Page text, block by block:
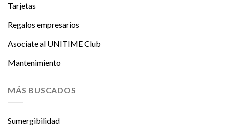
Tarjetas
Regalos empresarios
Asociate al UNITIME Club
Mantenimiento
MÁS BUSCADOS
Sumergibilidad